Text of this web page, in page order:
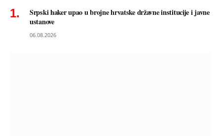
Srpski haker upao u brojne hrvatske državne institucije i javne
ustanove
06.08.2026